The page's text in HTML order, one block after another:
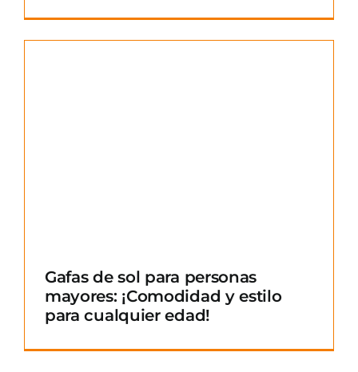
Gafas de sol para personas
mayores: ¡Comodidad y estilo
para cualquier edad!